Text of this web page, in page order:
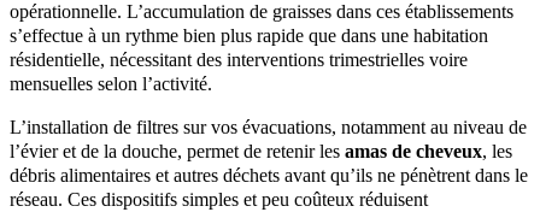
opérationnelle. L’accumulation de graisses dans ces établissements
s’effectue à un rythme bien plus rapide que dans une habitation
résidentielle, nécessitant des interventions trimestrielles voire
mensuelles selon l’activité.
L’installation de filtres sur vos évacuations, notamment au niveau de
l’évier et de la douche, permet de retenir les amas de cheveux, les
débris alimentaires et autres déchets avant qu’ils ne pénètrent dans le
réseau. Ces dispositifs simples et peu coûteux réduisent